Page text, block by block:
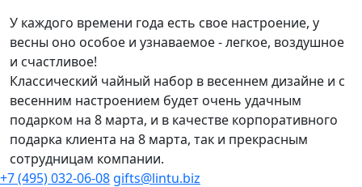
У каждого времени года есть свое настроение, у
весны оно особое и узнаваемое - легкое, воздушное
и счастливое!
Классический чайный набор в весеннем дизайне и с
весенним настроением будет очень удачным
подарком на 8 марта, и в качестве корпоративного
подарка клиента на 8 марта, так и прекрасным
сотрудницам компании.
+7 (495) 032-06-08 gifts@lintu.biz